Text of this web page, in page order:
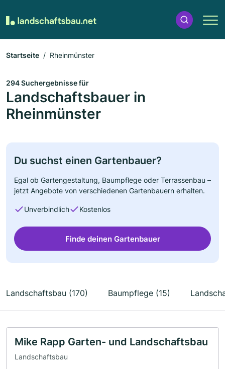
Startseite Rheinmünster
294 Suchergebnisse für
Landschaftsbauer in
Rheinmünster
Du suchst einen Gartenbauer?
Egal ob Gartengestaltung, Baumpflege oder Terrassenbau –
jetzt Angebote von verschiedenen Gartenbauern erhalten.
Unverbindlich Kostenlos
Finde deinen Gartenbauer
Landschaftsbau (170) Baumpflege (15)
Mike Rapp Garten- und Landschaftsbau
Landschaftsbau